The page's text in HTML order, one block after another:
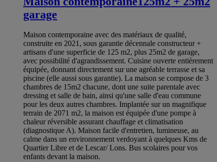
garage
Maison contemporaine avec des matériaux de qualité,
construite en 2021, sous garantie décennale constructeur +
artisans d'une superficie de 125 m2, plus 25m2 de garage,
avec possibilité d'agrandissement. Cuisine ouverte entièrement
équipée, donnant directement sur une agréable terrasse et sa
piscine (elle aussi sous garantie). La maison se compose de 3
chambres de 15m2 chacune, dont une suite parentale avec
dressing et salle de bain, ainsi qu'une salle d'eau commune
pour les deux autres chambres. Implantée sur un magnifique
terrain de 2071 m2, la maison est équipée d'une pompe à
chaleur réversible assurant chauffage et climatisation
(diagnostique A). Maison facile d'entretien, lumineuse, au
calme dans un environnement verdoyant à quelques Kms de
Quartier Libre et de Lescar/ Lons. Bus scolaires pour vos
enfants devant la maison.